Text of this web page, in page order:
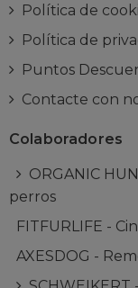
Política de
Política de
Puntos
Contacte con
Colaboradores
ORGANIC
perros
FITFURLIFE -
AXESDOG -